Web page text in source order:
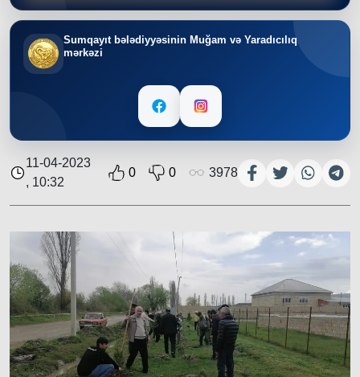
Sumqayıt bələdiyyəsinin Muğam və Yaradıcılıq
mərkəzi
11-04-2023
, 10:32
0 0 3978